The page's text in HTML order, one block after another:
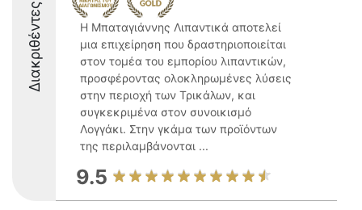
Διακριθέντες
Η Μπαταγιάννης Λιπαντικά αποτελεί
μια επιχείρηση που δραστηριοποιείται
στον τομέα του εμπορίου λιπαντικών,
προσφέροντας ολοκληρωμένες λύσεις
στην περιοχή των Τρικάλων, και
συγκεκριμένα στον συνοικισμό
Λογγάκι. Στην γκάμα των προϊόντων
της περιλαμβάνονται ...
9.5